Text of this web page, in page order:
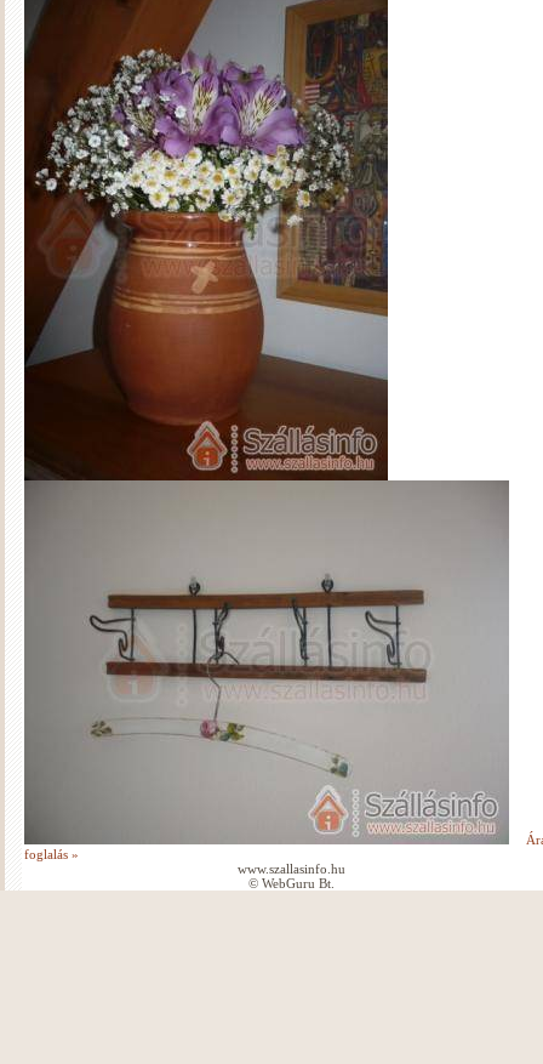
foglalás »
www.szallasinfo.hu
© WebGuru Bt.